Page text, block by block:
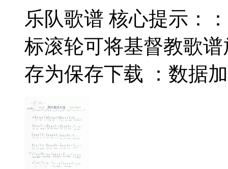
乐队歌谱 核心提示：
标滚轮可将基督教歌
存为保存下载 ：数据